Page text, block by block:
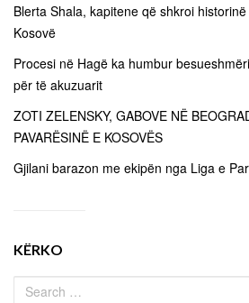
Blerta Shala, kapitene që shkroi
Kosovë
Procesi në Hagë ka humbur
për të akuzuarit
ZOTI ZELENSKY, GABOVE NË
PAVARËSINË E KOSOVËS
Gjilani barazon me ekipën nga Liga e
KËRKO